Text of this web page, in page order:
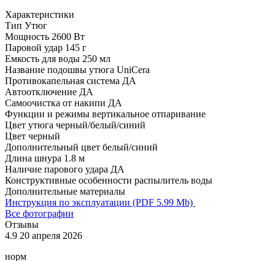
Характеристики
Тип Утюг
Мощность 2600 Вт
Паровой удар 145 г
Емкость для воды 250 мл
Название подошвы утюга UniCera
Противокапельная система ДА
Автоотключение ДА
Самоочистка от накипи ДА
Функции и режимы вертикальное отпаривание
Цвет утюга черный/белый/синий
Цвет черный
Дополнительный цвет белый/синий
Длина шнура 1.8 м
Наличие парового удара ДА
Конструктивные особенности распылитель воды
Дополнительные материалы
Инструкция по эксплуатации (PDF 5.99 Mb)
Все фотографии
Отзывы
4.9 20 апреля 2026
норм